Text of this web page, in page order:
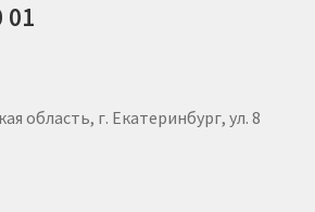
01
область, г. Екатеринбург, ул. 8